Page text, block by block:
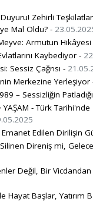
Zehirli
Mal Oldu? -
Armutun Hikâyesi
Kaybediyor -
Sessiz Çağrısı -
Merkezine Yerleşiyor
– Sessizliğin
YAŞAM - Türk
Emanet Edilen Dirilişin
Silinen Direniş mi,
Değil, Bir
Hayat Başlar, Yatırım